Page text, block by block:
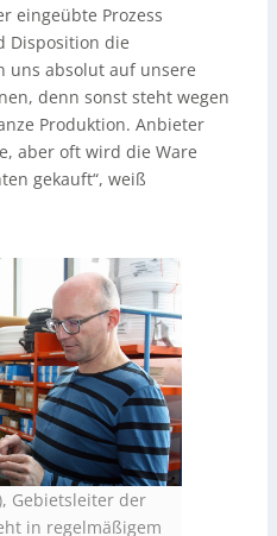
eingeübte Prozess
Disposition die
uns absolut auf unsere
denn sonst steht wegen
Produktion. Anbieter
aber oft wird die Ware
gekauft“, weiß
Gebietsleiter der
in regelmäßigem